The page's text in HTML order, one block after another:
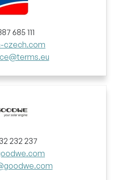
685 111
czech.com
232 237